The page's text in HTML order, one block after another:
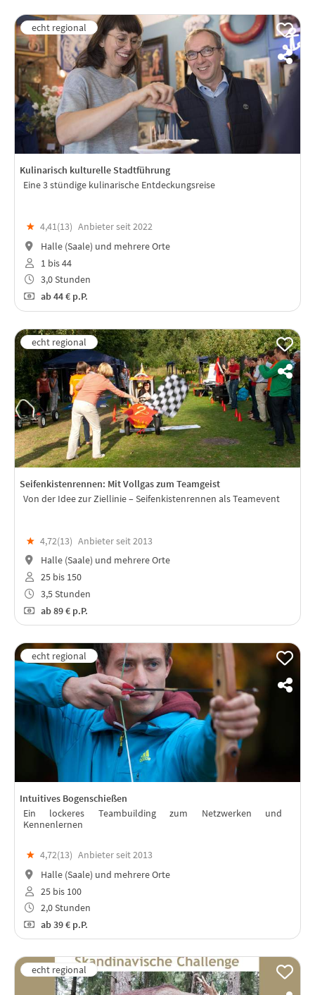
Kulinarisch kulturelle Stadtführung
Eine 3 stündige kulinarische Entdeckungsreise
★ 4,41(13) Anbieter seit 2022
Halle (Saale) und mehrere Orte
1 bis 44
3,0 Stunden
ab44 € p.P.
Seifenkistenrennen: Mit Vollgas zum Teamgeist
Von der Idee zur Ziellinie – Seifenkistenrennen als Teamevent
★ 4,72(13) Anbieter seit 2013
Halle (Saale) und mehrere Orte
25 bis 150
3,5 Stunden
ab89 € p.P.
Intuitives Bogenschießen
Ein lockeres Teambuilding zum Netzwerken und
Kennenlernen
★ 4,72(13) Anbieter seit 2013
Halle (Saale) und mehrere Orte
25 bis 100
2,0 Stunden
ab39 € p.P.